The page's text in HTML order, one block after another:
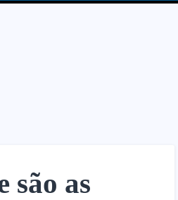
são as